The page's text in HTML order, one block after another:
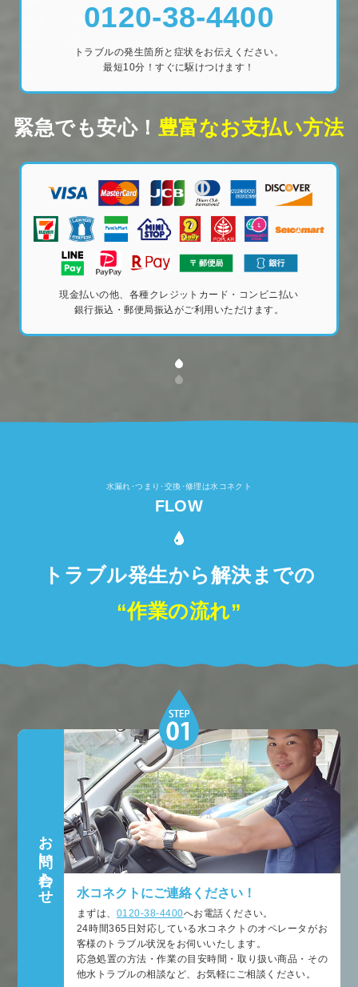
0120-38-4400
トラブルの発生箇所と症状をお伝えください。
最短10分！すぐに駆けつけます！
緊急でも安心！ 豊富なお支払い方法
現金払いの他、各種クレジットカード・コンビニ払い
銀行振込・郵便局振込がご利用いただけます。
水漏れ･つまり･交換･修理は水コネクト
FLOW
トラブル発生から解決までの
“作業の流れ”
お問い合わせ 水コネクトにご連絡ください！
まずは、 0120-38-4400へお電話ください。
24時間365日対応している水コネクトのオペレータがお
客様のトラブル状況をお伺いいたします。
応急処置の方法・作業の目安時間・取り扱い商品・その
他水トラブルの相談など、お気軽にご相談ください。